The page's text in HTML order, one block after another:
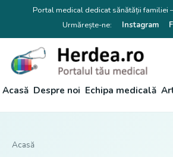
Portal medical dedicat sănătății
Urmărește-ne:
Instagram
Acasă Despre noi Echipa medicală
Acasă